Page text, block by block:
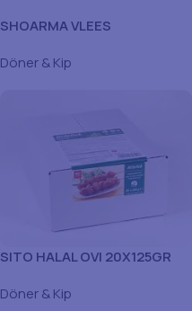
SHOARMA VLEES
Döner & Kip
SITO HALAL OVI 20X125GR
Döner & Kip